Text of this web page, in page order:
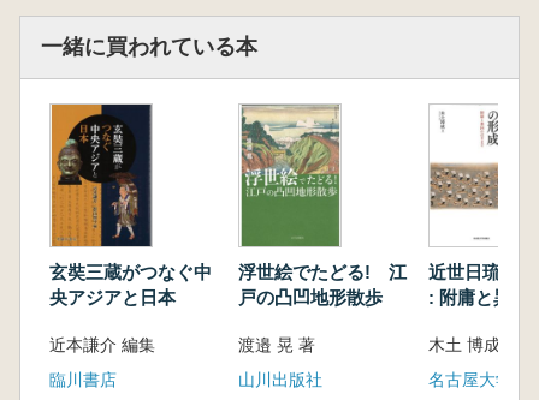
一緒に買われている本
玄奘三蔵がつなぐ中
央アジアと日本
近本謙介 編集
臨川書店
浮世絵でたどる! 江
戸の凸凹地形散歩
渡邉 晃 著
山川出版社
近世日琉関
: 附庸と異国
木土 博成 著
名古屋大学出